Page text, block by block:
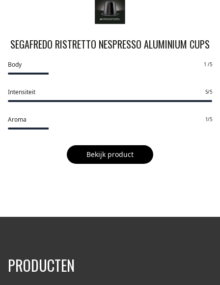
SEGAFREDO RISTRETTO NESPRESSO ALUMINIUM CUPS
Body 1 /5
Intensiteit 5/5
Aroma 1/5
Bekijk product
PRODUCTEN